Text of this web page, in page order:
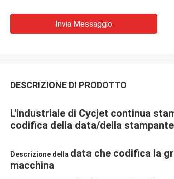
Invia Messaggio
DESCRIZIONE DI PRODOTTO
L'industriale di Cycjet continua
codifica della data/della
Descrizione della data che codifica la
macchina